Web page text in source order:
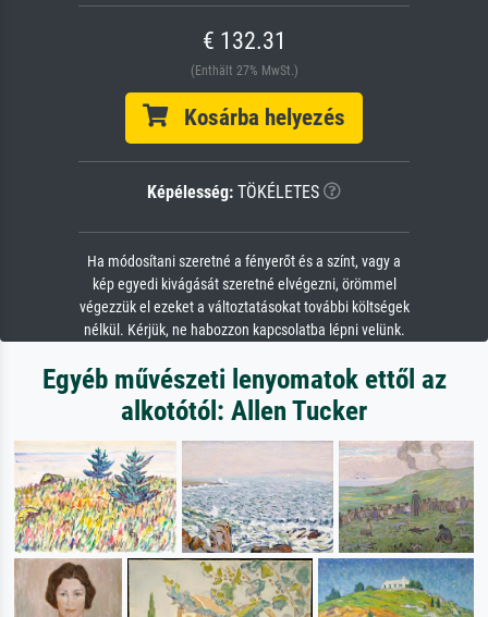
€ 132.31
(Enthält 27% MwSt.)
Kosárba helyezés
Képélesség: TÖKÉLETES
Ha módosítani szeretné a fényerőt és a színt, vagy a
kép egyedi kivágását szeretné elvégezni, örömmel
végezzük el ezeket a változtatásokat további költségek
nélkül. Kérjük, ne habozzon kapcsolatba lépni velünk.
Egyéb művészeti lenyomatok ettől az
alkotótól: Allen Tucker